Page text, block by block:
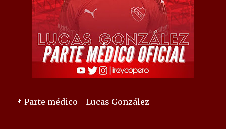
📌 Parte médico - Lucas González